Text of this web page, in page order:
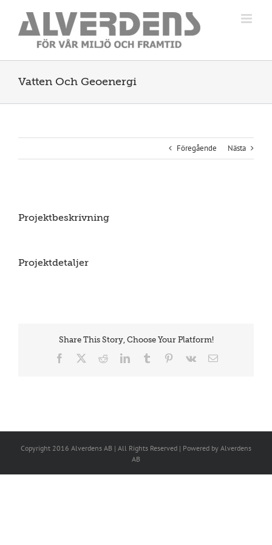
innehållet
Vatten Och Geoenergi
Föregående Nästa
Projektbeskrivning
Projektdetaljer
Share This Story, Choose Your Platform!
Facebook RedditLinkedInTumblr Pinterest
Vk
E-
Copyright 2016 Alverdens AB | All Rights Reserved | Powered by Alverdens
AB